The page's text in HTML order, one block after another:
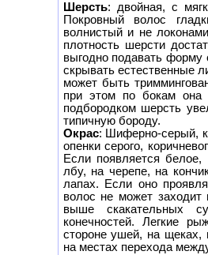
Шерсть: двойная, с
Покровный волос
волнистый и не
плотность шерсти
выгодно подавать форму
скрывать естественные
может быть
при этом по бокам она
подбородком шерсть
типичную бороду.
Окрас: Шиферно-серый,
опенки серого,
Если появляется
лбу, на черепе, на
лапах. Если оно
волос не может
выше скакательных
конечностей. Легкие
стороне ушей, на щеках,
на местах перехода